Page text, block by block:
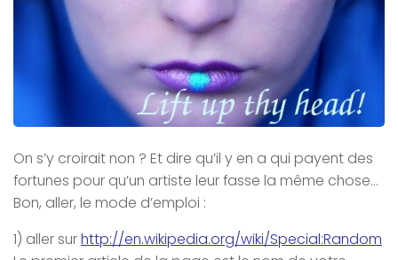
On s’y croirait non ? Et dire qu’il y en a qui payent des
fortunes pour qu’un artiste leur fasse la même chose…
Bon, aller, le mode d’emploi :
1) aller surhttp://en.wikipedia.org/wiki/Special:Random